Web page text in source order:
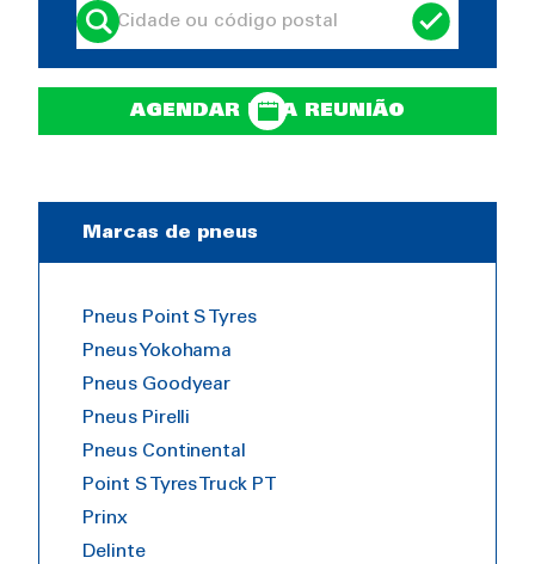
AGENDAR UMA REUNIÃO
Marcas de pneus
Pneus Point S Tyres
Pneus Yokohama
Pneus Goodyear
Pneus Pirelli
Pneus Continental
Point S Tyres Truck PT
Prinx
Delinte